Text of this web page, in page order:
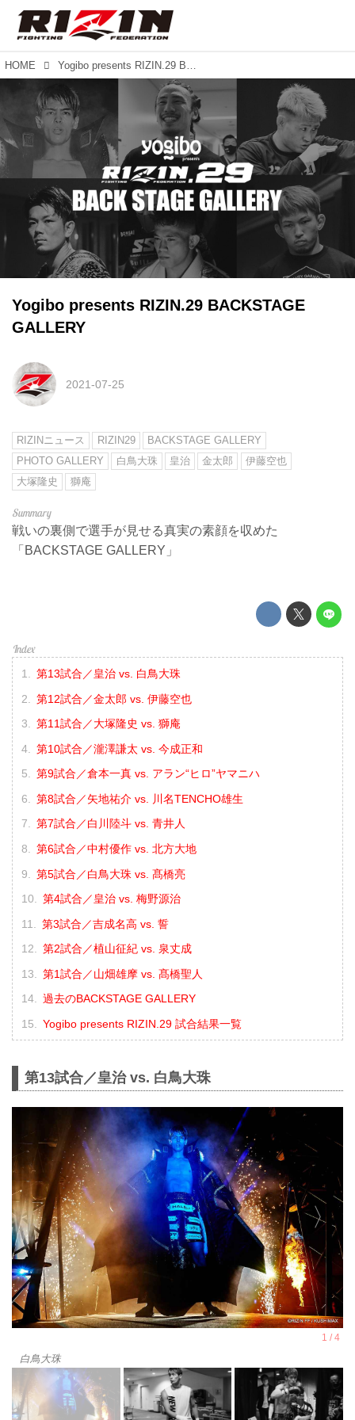
HOME Yogibo presents RIZIN.29 BACKSTAGE GALLERY
Yogibo presents RIZIN.29 BACKSTAGE
GALLERY
2021-07-25
RIZINニュース RIZIN29
BACKSTAGE GALLERY
PHOTO GALLERY
白鳥大珠 皇治 金太郎
伊藤空也
大塚隆史
獅庵
戦いの裏側で選手が見せる真実の素顔を収めた
「BACKSTAGE GALLERY」
第13試合／皇治 vs. 白鳥大珠
第12試合／金太郎 vs. 伊藤空也
第11試合／大塚隆史 vs. 獅庵
第10試合／瀧澤謙太 vs. 今成正和
第9試合／倉本一真 vs. アラン“ヒロ”ヤマニハ
第8試合／矢地祐介 vs. 川名TENCHO雄生
第7試合／白川陸斗 vs. 青井人
第6試合／中村優作 vs. 北方大地
第5試合／白鳥大珠 vs. 髙橋亮
第4試合／皇治 vs. 梅野源治
第3試合／吉成名高 vs. 誓
第2試合／植山征紀 vs. 泉丈成
第1試合／山畑雄摩 vs. 髙橋聖人
過去のBACKSTAGE GALLERY
Yogibo presents RIZIN.29 試合結果一覧
第13試合／皇治 vs. 白鳥大珠
白鳥大珠